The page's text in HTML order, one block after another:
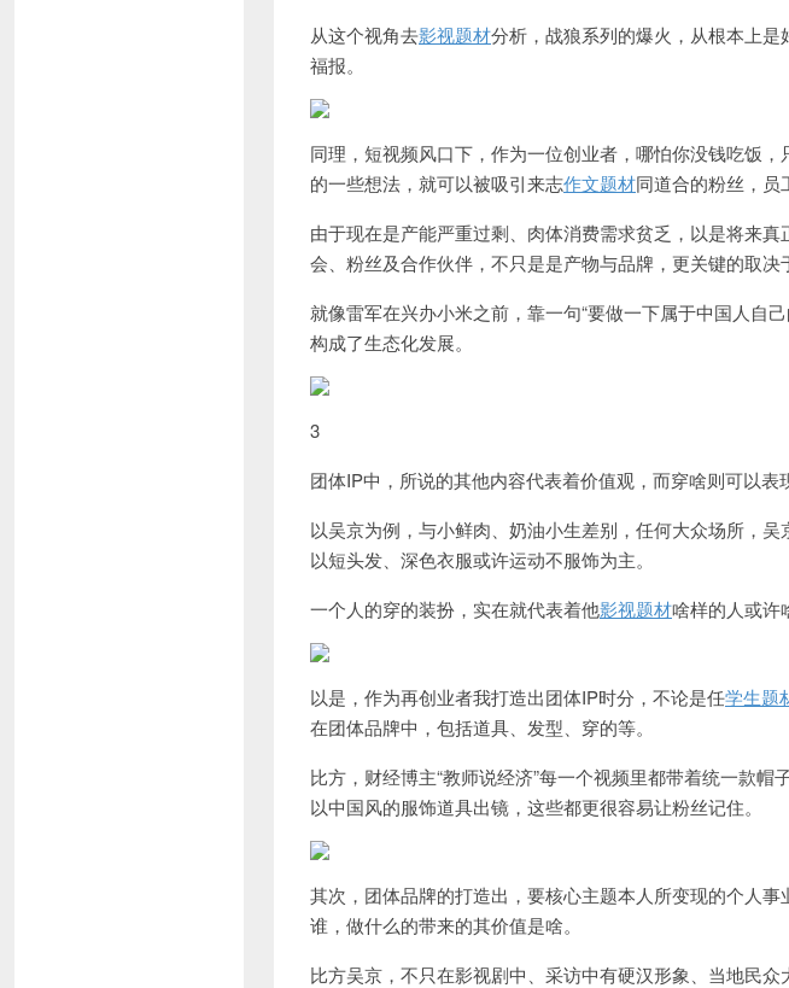
从这个视角去影视题材分析，战狼系列的爆火，从根本上
福报。
同理，短视频风口下，作为一位创业者，哪怕你没钱吃饭
的一些想法，就可以被吸引来志作文题材同道合的粉丝，员
由于现在是产能严重过剩、肉体消费需求贫乏，以是将来
会、粉丝及合作伙伴，不只是是产物与品牌，更关键的取决
就像雷军在兴办小米之前，靠一句“要做一下属于中国人自
构成了生态化发展。
3
团体IP中，所说的其他内容代表着价值观，而穿啥则可以表
以吴京为例，与小鲜肉、奶油小生差别，任何大众场所，
以短头发、深色衣服或许运动不服饰为主。
一个人的穿的装扮，实在就代表着他影视题材啥样的人或许
以是，作为再创业者我打造出团体IP时分，不论是任学生题
在团体品牌中，包括道具、发型、穿的等。
比方，财经博主“教师说经济”每一个视频里都带着统一款
以中国风的服饰道具出镜，这些都更很容易让粉丝记住。
其次，团体品牌的打造出，要核心主题本人所变现的个人
谁，做什么的带来的其价值是啥。
比方吴京，不只在影视剧中、采访中有硬汉形象、当地民众